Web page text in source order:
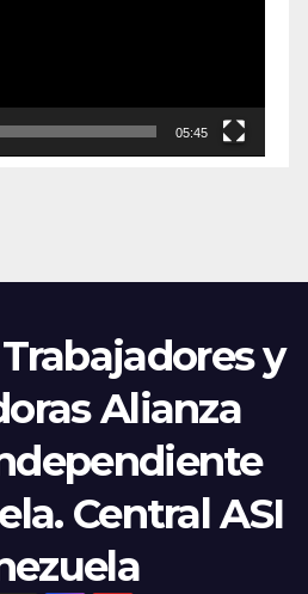
05:45
y
Alianza
Central ASI